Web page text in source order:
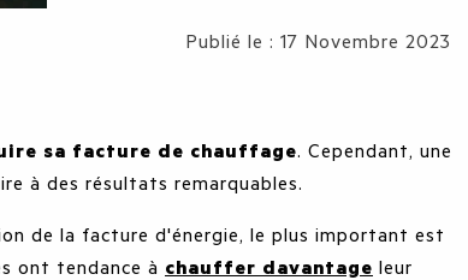
Détails
Publié le : 17 Novembre 2023
sa facture de chauffage. Cependant, une
à des résultats remarquables.
de la facture d'énergie, le plus important est
ont tendance à chauffer davantage leur